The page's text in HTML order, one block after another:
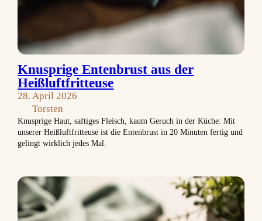
Knusprige Entenbrust aus der
Heißluftfritteuse
28. April 2026
Torsten
Knusprige Haut, saftiges Fleisch, kaum Geruch in der Küche: Mit
unserer Heißluftfritteuse ist die Entenbrust in 20 Minuten fertig und
gelingt wirklich jedes Mal.